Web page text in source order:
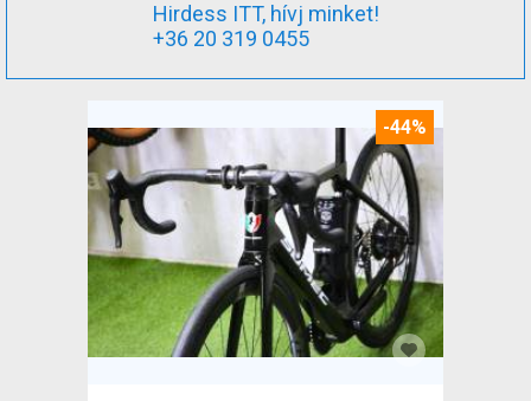
Hirdess ITT, hívj minket!
+36 20 319 0455
-44%